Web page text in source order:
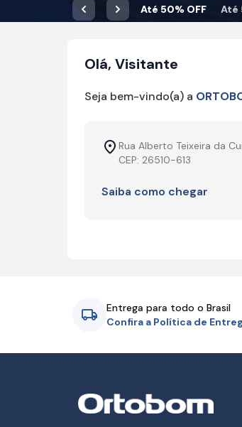
AnteriorPróximoAté 50% OFF Até
Olá, Visitante
Seja bem-vindo(a) a
Rua Alberto Teixeira da
CEP: 26510-613
Saiba como chegar
Entrega para todo o Brasil
Confira a Política de